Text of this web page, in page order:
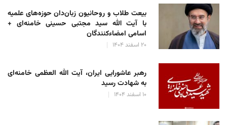
بیعت طلاب و روحانیون زبان‌دان حوزه‌های علمیه
با آیت الله سید مجتبی حسینی خامنه‌ای +
اسامی امضاءکنندگان
۲۰ اسفند ۱۴۰۴
رهبر عاشورایی ایران، آیت الله العظمی خامنه‌ای
به شهادت رسید
۱۰ اسفند ۱۴۰۴